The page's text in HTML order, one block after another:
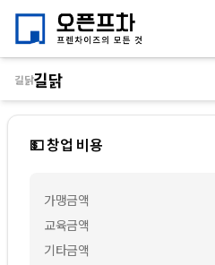
길닭길닭
💵 창업 비용
가맹금액
교육금액
기타금액